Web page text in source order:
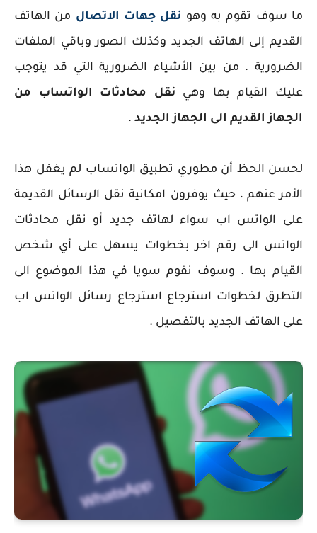
ما سوف تقوم به وهو نقل جهات الاتصال من الهاتف
القديم إلى الهاتف الجديد وكذلك الصور وباقي الملفات
الضرورية . من بين الأشياء الضرورية التي قد يتوجب
عليك القيام بها وهي نقل محادثات الواتساب من
الجهاز القديم الى الجهاز الجديد .
لحسن الحظ أن مطوري تطبيق الواتساب لم يغفل هذا
الأمر عنهم ، حيث يوفرون امكانية نقل الرسائل القديمة
على الواتس اب سواء لهاتف جديد أو نقل محادثات
الواتس الى رقم اخر بخطوات يسهل على أي شخص
القيام بها . وسوف نقوم سويا في هذا الموضوع الى
التطرق لخطوات استرجاع استرجاع رسائل الواتس اب
على الهاتف الجديد بالتفصيل .